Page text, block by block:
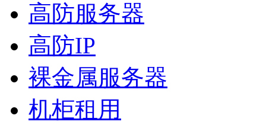
高防服务器
高防IP
裸金属服务器
机柜租用